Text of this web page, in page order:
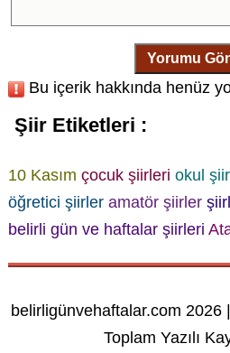
Yorumu
Bu içerik hakkında henüz
Şiir Etiketleri :
10 Kasım çocuk şiirleri okul
öğretici şiirler amatör şiirler
belirli gün ve haftalar şiirleri
belirligünvehaftalar.com
Toplam Yazılı